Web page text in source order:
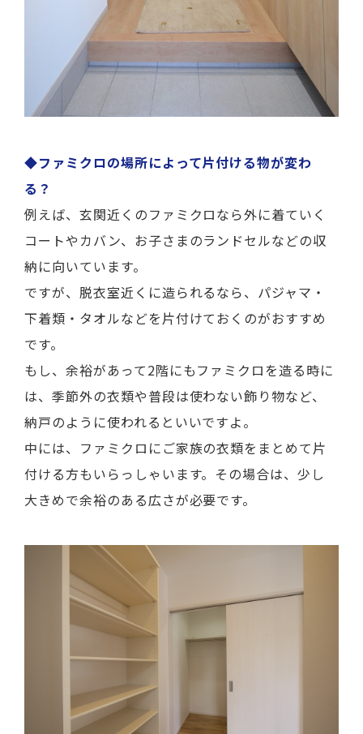
◆ファミクロの場所によって片付ける物が変わ
る？
例えば、玄関近くのファミクロなら外に着ていく
コートやカバン、お子さまのランドセルなどの収
納に向いています。
ですが、脱衣室近くに造られるなら、パジャマ・
下着類・タオルなどを片付けておくのがおすすめ
です。
もし、余裕があって2階にもファミクロを造る時に
は、季節外の衣類や普段は使わない飾り物など、
納戸のように使われるといいですよ。
中には、ファミクロにご家族の衣類をまとめて片
付ける方もいらっしゃいます。その場合は、少し
大きめで余裕のある広さが必要です。